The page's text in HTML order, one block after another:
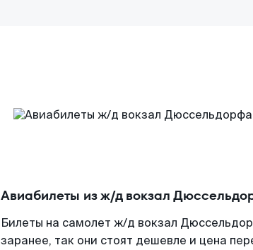
Авиабилеты из ж/д вокзал
Билеты на самолет ж/д вокзал
заранее, так они стоят дешевле и цена